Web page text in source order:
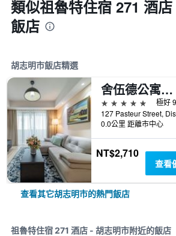
類似祖魯特住宿 271 酒
飯店
胡志明市飯店精選
舍伍德公寓式酒店
5星級
極好
0.0公里 距離市中心
NT$2,710
查看
查看其它胡志明市的熱門飯店
祖魯特住宿 271 酒店 - 胡志明市附近的飯店